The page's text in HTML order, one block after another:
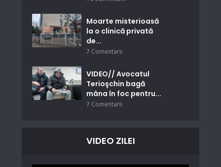
Moarte misterioasă
la o clinică privată
de...
7 Comentarii
VIDEO// Avocatul
Terioşchin bagă
mâna în foc pentru...
7 Comentarii
VIDEO ZILEI